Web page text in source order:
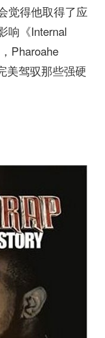
觉得他取得了应
响《Internal
Pharoahe
美驾驭那些强硬